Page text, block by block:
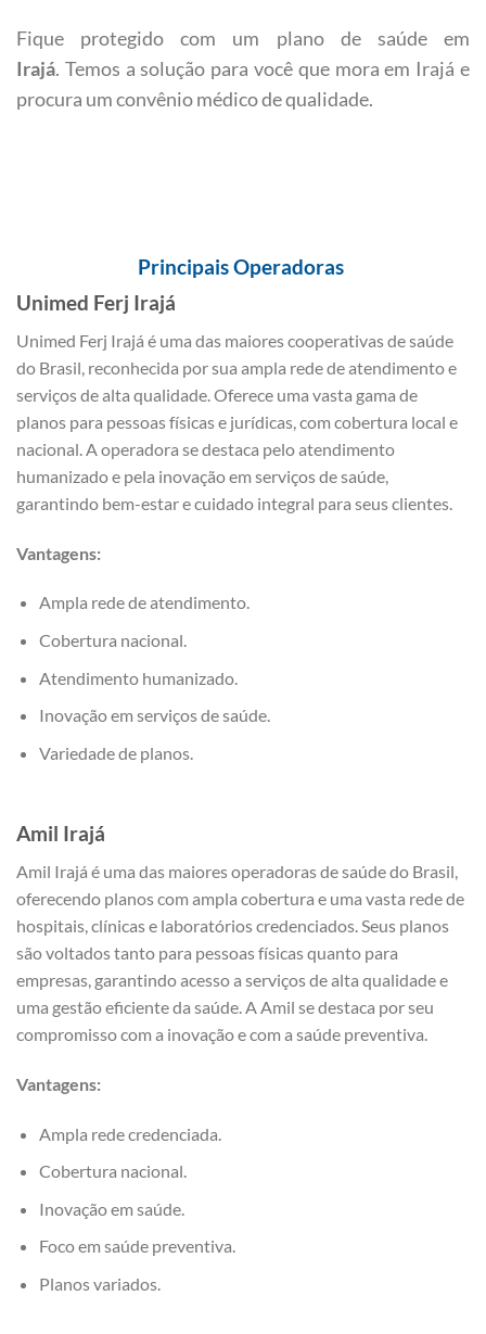
Fique protegido com um plano de saúde em
Irajá. Temos a solução para você que mora em Irajá e
procura um convênio médico de qualidade.
Principais Operadoras
Unimed Ferj Irajá
Unimed Ferj Irajá é uma das maiores cooperativas de saúde
do Brasil, reconhecida por sua ampla rede de atendimento e
serviços de alta qualidade. Oferece uma vasta gama de
planos para pessoas físicas e jurídicas, com cobertura local e
nacional. A operadora se destaca pelo atendimento
humanizado e pela inovação em serviços de saúde,
garantindo bem-estar e cuidado integral para seus clientes.
Vantagens:
Ampla rede de atendimento.
Cobertura nacional.
Atendimento humanizado.
Inovação em serviços de saúde.
Variedade de planos.
Amil Irajá
Amil Irajá é uma das maiores operadoras de saúde do Brasil,
oferecendo planos com ampla cobertura e uma vasta rede de
hospitais, clínicas e laboratórios credenciados. Seus planos
são voltados tanto para pessoas físicas quanto para
empresas, garantindo acesso a serviços de alta qualidade e
uma gestão eficiente da saúde. A Amil se destaca por seu
compromisso com a inovação e com a saúde preventiva.
Vantagens:
Ampla rede credenciada.
Cobertura nacional.
Inovação em saúde.
Foco em saúde preventiva.
Planos variados.